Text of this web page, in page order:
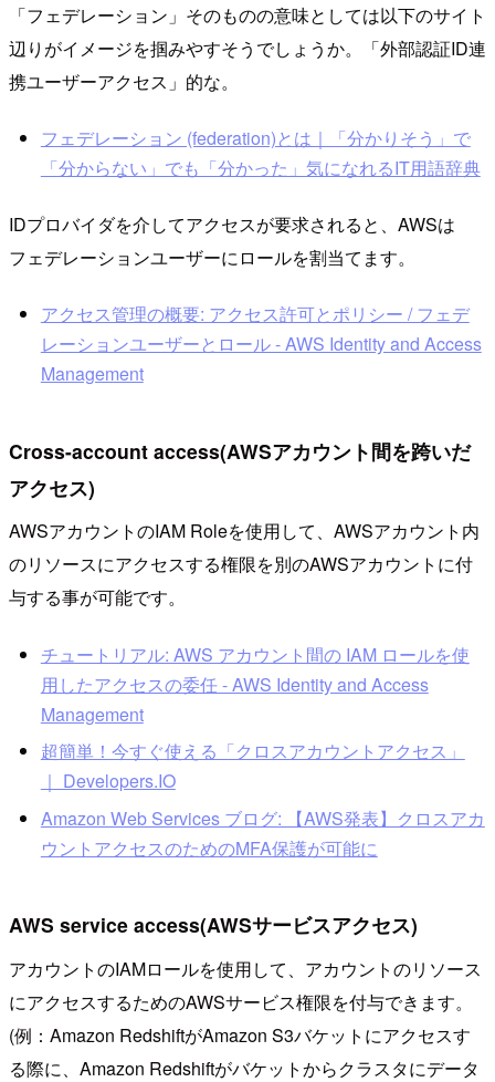
「フェデレーション」そのものの意味としては以下のサイト
辺りがイメージを掴みやすそうでしょうか。「外部認証ID連
携ユーザーアクセス」的な。
フェデレーション (federation)とは｜「分かりそう」で
「分からない」でも「分かった」気になれるIT用語辞典
IDプロバイダを介してアクセスが要求されると、AWSは
フェデレーションユーザーにロールを割当てます。
アクセス管理の概要: アクセス許可とポリシー / フェデ
レーションユーザーとロール - AWS Identity and Access
Management
Cross-account access(AWSアカウント間を跨いだ
アクセス)
AWSアカウントのIAM Roleを使用して、AWSアカウント内
のリソースにアクセスする権限を別のAWSアカウントに付
与する事が可能です。
チュートリアル: AWS アカウント間の IAM ロールを使
用したアクセスの委任 - AWS Identity and Access
Management
超簡単！今すぐ使える「クロスアカウントアクセス」
｜ Developers.IO
Amazon Web Services ブログ: 【AWS発表】クロスアカ
ウントアクセスのためのMFA保護が可能に
AWS service access(AWSサービスアクセス)
アカウントのIAMロールを使用して、アカウントのリソース
にアクセスするためのAWSサービス権限を付与できます。
(例：Amazon RedshiftがAmazon S3バケットにアクセスす
る際に、Amazon Redshiftがバケットからクラスタにデータ